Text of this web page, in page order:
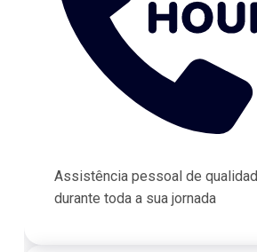
Assistência pessoal de
durante toda a sua jornada